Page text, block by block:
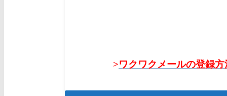
>ワクワクメールの登録